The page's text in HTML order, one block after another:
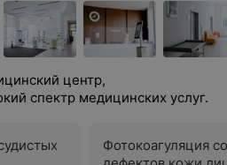
центр,
спектр медицинских услуг.
Фотокоагуляция